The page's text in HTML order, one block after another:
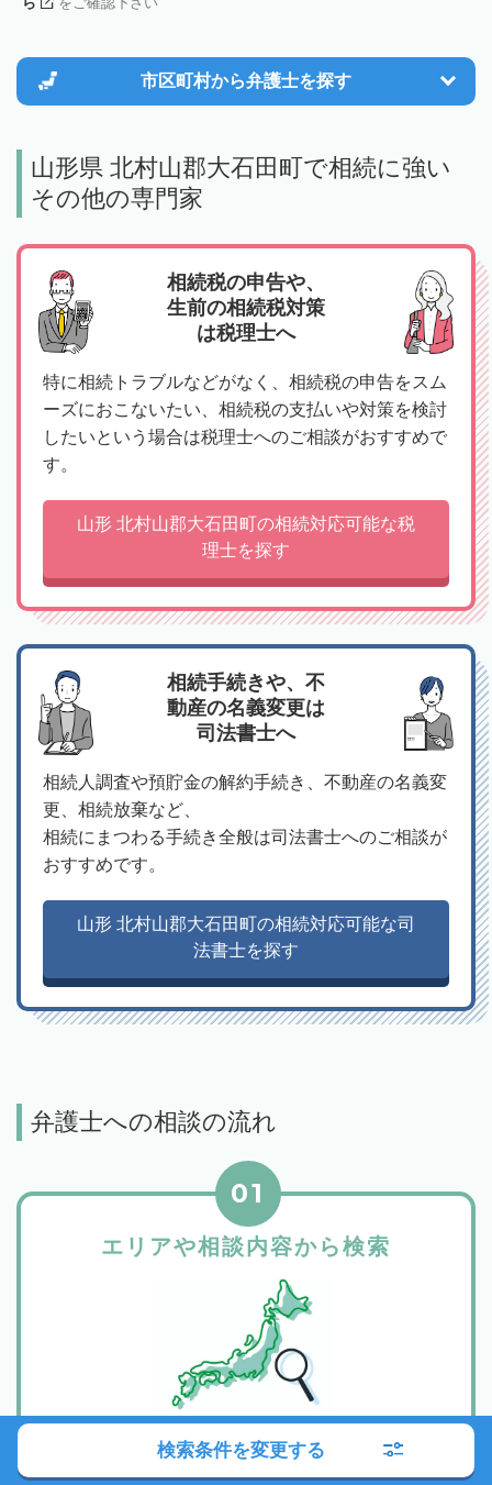
市区町村から弁護士を探す
山形県 北村山郡大石田町で相続に強い
その他の専門家
相続税の申告や、
生前の相続税対策
は税理士へ
特に相続トラブルなどがなく、相続税の申告をスム
ーズにおこないたい、相続税の支払いや対策を検討
したいという場合は税理士へのご相談がおすすめで
す。
山形 北村山郡大石田町の相続対応可能な税
理士を探す
相続手続きや、不
動産の名義変更は
司法書士へ
相続人調査や預貯金の解約手続き、不動産の名義変
更、相続放棄など、
相続にまつわる手続き全般は司法書士へのご相談が
おすすめです。
山形 北村山郡大石田町の相続対応可能な司
法書士を探す
弁護士への相談の流れ
エリアや相談内容から検索
01
希望のエリアや相談したい内容から、弁護士事務所を検索。
該当する弁護士事務所が一覧表示されますので、紹介文や所
検索条件を変更する